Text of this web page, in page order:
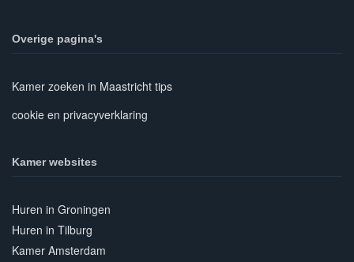
Overige pagina's
Kamer zoeken in Maastricht tips
cookie en privacyverklaring
Kamer websites
Huren in Groningen
Huren in Tilburg
Kamer Amsterdam